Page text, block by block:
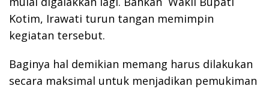
Kotim, Irawati turun tangan memimpin
kegiatan tersebut.
Baginya hal demikian memang harus dilakukan
secara maksimal untuk menjadikan pemukiman